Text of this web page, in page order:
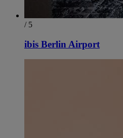
/ 5
ibis Berlin Airport